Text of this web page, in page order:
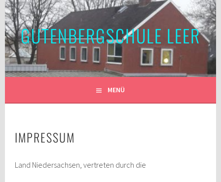
Springe
zum
InhaltGUTENBERGSCHULE LEER
MENÜ
IMPRESSUM
Land Niedersachsen, vertreten durch die